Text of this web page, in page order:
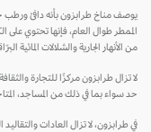
يوصف مناخ طرابزون بأنه دافئ ورطب
الممطر طوال العام، فإنها تحتوي على
من الأنهار الجارية والشلالات المائية البرّاقة.
لا تزال طرابزون مركزًا للتجارة والثقافة
حد سواء بما في ذلك من المساجد، المتاحف،
في طرابزون، لا تزال العادات والتقاليد